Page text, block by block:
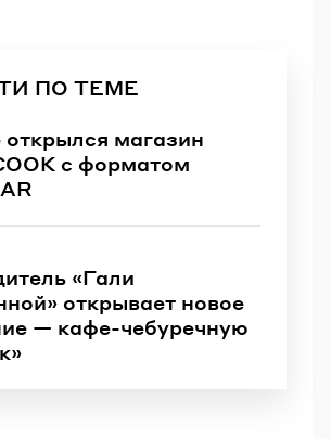
ПО ТЕМЕ
магазин
с форматом
«Гали
открывает новое
— кафе-чебуречную